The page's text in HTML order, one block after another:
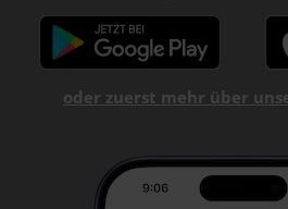
oder zuerst mehr über